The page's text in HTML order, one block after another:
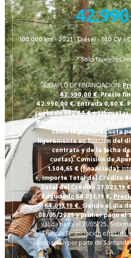
100.000 km - 2021 - Diésel - 140 CV -
* Solo Nuevos
*EJEMPLO DE FINANCIACIÓN:
42.990,00 €.Precio
42.990,00€.Entrada 0,00€.
cuota de 602,64€y 131cuotas
Deudor Fijo 6,99
como la primera cuota
ligeramente en función del
contrato y de la fecha
cuotas).Comisión de
1.504,65 € (financiada).
€,Importe Total del Crédito
Total del Crédito 21.023,19
Adeudado 64.013,19€,
64.013,19 €.Siendo el día
08/05/2025y primer pago el
válida hasta el 31/05/25.
Francés. Financiación ofrecida,
aprobación por parte de
S.A.